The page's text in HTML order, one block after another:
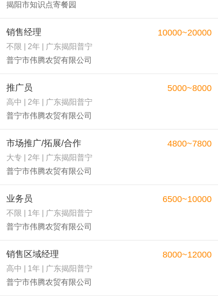
揭阳市知识点寄餐园
销售经理
不限 | 2年 | 广东揭阳普宁
普宁市伟腾农贸有限公司
10000~20000
推广员
高中 | 2年 | 广东揭阳普宁
普宁市伟腾农贸有限公司
5000~8000
市场推广/拓展/合作
大专 | 2年 | 广东揭阳普宁
普宁市伟腾农贸有限公司
4800~7800
业务员
不限 | 1年 | 广东揭阳普宁
普宁市伟腾农贸有限公司
6500~10000
销售区域经理
高中 | 1年 | 广东揭阳普宁
普宁市伟腾农贸有限公司
8000~12000